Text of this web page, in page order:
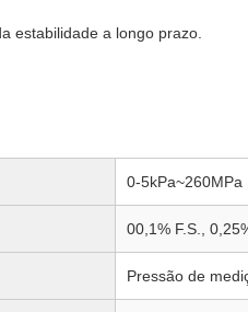
estabilidade a longo prazo.
0-5kPa~260MPa
00,1% F.S.,
Pressão de